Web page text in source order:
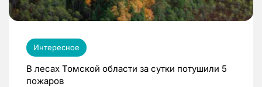
Интересное
В лесах Томской области за сутки потушили 5
пожаров